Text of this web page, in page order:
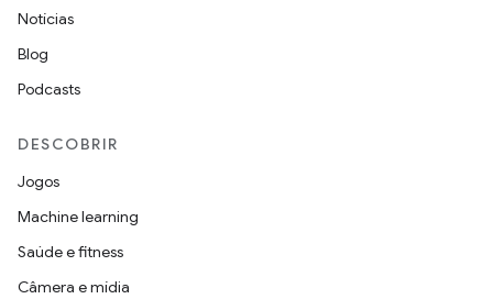
Notícias
Blog
Podcasts
DESCOBRIR
Jogos
Machine learning
Saúde e fitness
Câmera e mídia